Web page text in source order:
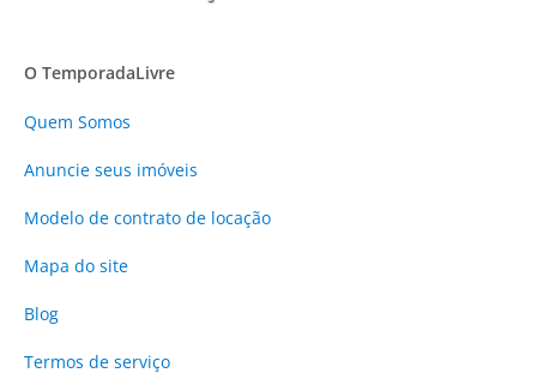
O TemporadaLivre
Quem Somos
Anuncie seus imóveis
Modelo de contrato de locação
Mapa do site
Blog
Termos de serviço